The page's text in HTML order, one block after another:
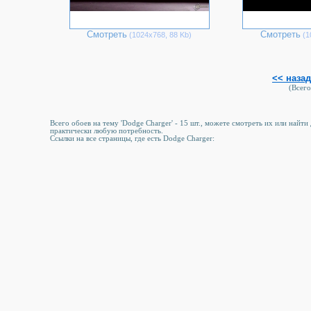
Смотреть (1024х768, 88 Kb) Смотреть
<<
Всего обоев на тему 'Dodge Charger' - 15 шт., можете смотреть их или
практически любую потребность.
Ссылки на все страницы, где есть Dodge Charger: